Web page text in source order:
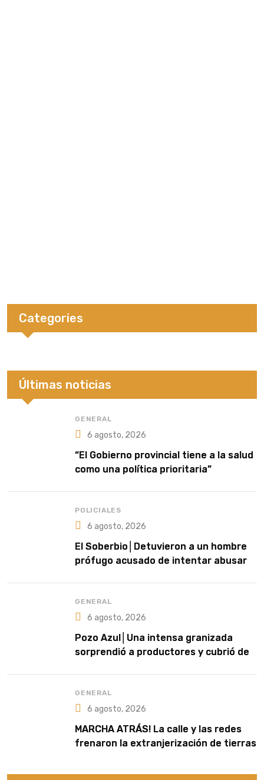
Categories
Últimas noticias
GENERAL
6 agosto, 2026
“El Gobierno provincial tiene a la salud
como una política prioritaria”
POLICIALES
6 agosto, 2026
El Soberbio│Detuvieron a un hombre
prófugo acusado de intentar abusar
GENERAL
6 agosto, 2026
Pozo Azul│Una intensa granizada
sorprendió a productores y cubrió de
GENERAL
6 agosto, 2026
MARCHA ATRÁS! La calle y las redes
frenaron la extranjerización de tierras